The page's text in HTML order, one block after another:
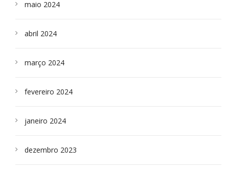
maio 2024
abril 2024
março 2024
fevereiro 2024
janeiro 2024
dezembro 2023